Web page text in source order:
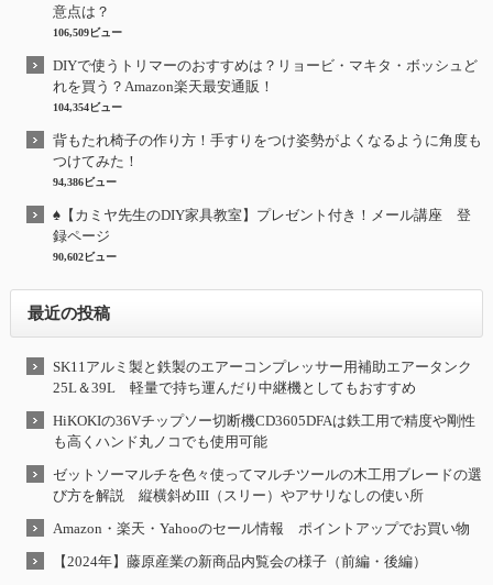
意点は？
106,509ビュー
DIYで使うトリマーのおすすめは？リョービ・マキタ・ボッシュど
れを買う？Amazon楽天最安通販！
104,354ビュー
背もたれ椅子の作り方！手すりをつけ姿勢がよくなるように角度も
つけてみた！
94,386ビュー
♠【カミヤ先生のDIY家具教室】プレゼント付き！メール講座 登
録ページ
90,602ビュー
最近の投稿
SK11アルミ製と鉄製のエアーコンプレッサー用補助エアータンク
25L＆39L 軽量で持ち運んだり中継機としてもおすすめ
HiKOKIの36Vチップソー切断機CD3605DFAは鉄工用で精度や剛性
も高くハンド丸ノコでも使用可能
ゼットソーマルチを色々使ってマルチツールの木工用ブレードの選
び方を解説 縦横斜めIII（スリー）やアサリなしの使い所
Amazon・楽天・Yahooのセール情報 ポイントアップでお買い物
【2024年】藤原産業の新商品内覧会の様子（前編・後編）